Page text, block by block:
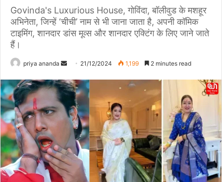
Govinda's Luxurious House, गोविंदा, बॉलीवुड के मशहूर
अभिनेता, जिन्हें ‘चीची’ नाम से भी जाना जाता है, अपनी कॉमिक
टाइमिंग, शानदार डांस मूव्स और शानदार एक्टिंग के लिए जाने जाते
हैं।
priya ananda
n
a
n
m
a
i
21/12/2024 1,199 2 minutes read